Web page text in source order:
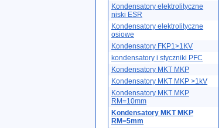
Kondensatory elektrolityczne
niski ESR
Kondensatory elektrolityczne
osiowe
Kondensatory FKP1>1KV
kondensatory i styczniki PFC
Kondensatory MKT MKP
Kondensatory MKT MKP >1kV
Kondensatory MKT MKP
RM=10mm
Kondensatory MKT MKP
RM=5mm